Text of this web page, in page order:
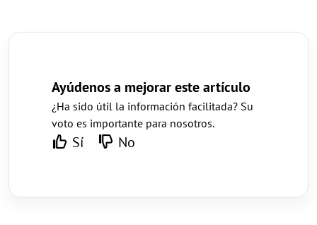
Ayúdenos a mejorar este artículo
¿Ha sido útil la información facilitada? Su
voto es importante para nosotros.
Sí No